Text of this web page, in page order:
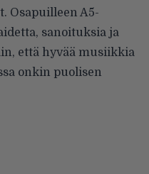
Osapuilleen A5-
sanoituksia ja
että hyvää musiikkia
onkin puolisen